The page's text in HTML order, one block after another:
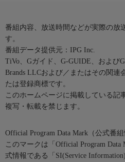
番組内容、放送時間などが実際の放
す。
番組データ提供元：IPG Inc.
TiVo、Gガイド、G-GUIDE、および
Brands LLCおよび／またはその関連
たは登録商標です。
このホームページに掲載している記
複写・転載を禁じます。
Official Program Data Mark（公式番組
このマークは「Official Program
式情報である「SI(Service